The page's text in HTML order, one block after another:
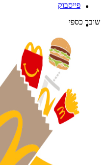
פייסבוק
שובר כספי